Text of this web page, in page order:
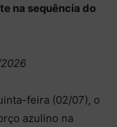
na sequência do
feira (02/07), o
azulino na